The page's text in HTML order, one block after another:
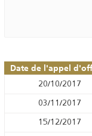
Date de l'appel
20/10/2017
03/11/2017
15/12/2017